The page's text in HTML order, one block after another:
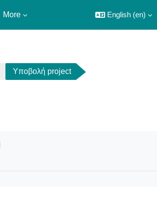
More English ‎(en)‎
Υποβολή project